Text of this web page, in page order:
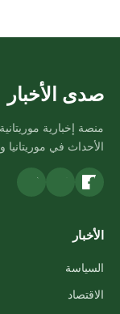
صدى الأخبار
منصة إخبارية
الأحداث في موريتانيا
الأخبار
السياسة
الاقتصاد